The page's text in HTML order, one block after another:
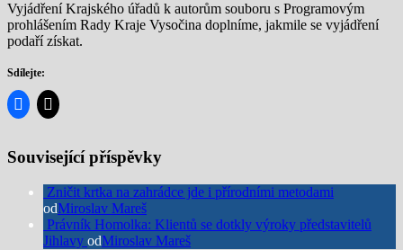
Vyjádření Krajského úřadů k autorům souboru s Programovým
prohlášením Rady Kraje Vysočina doplníme, jakmile se vyjádření
podaří získat.
Sdílejte:
Související příspěvky
Zničit krtka na zahrádce jde i přírodními metodami
odMiroslav Mareš
Právník Homolka: Klientů se dotkly výroky představitelů
Jihlavy odMiroslav Mareš